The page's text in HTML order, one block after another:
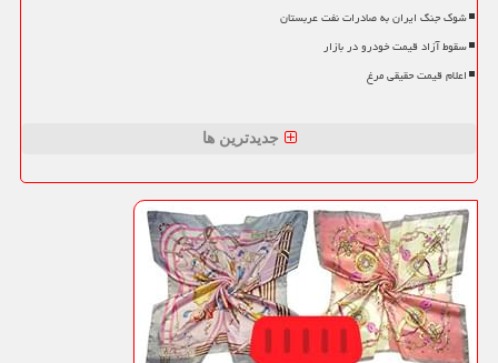
شوک جنگ ایران به صادرات نفت عربستان
سقوط آزاد قیمت خودرو در بازار
اعلام قیمت حقیقی مرغ
جدیدترین ها